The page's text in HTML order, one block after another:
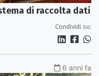
di raccolta dati
Condividi su:
6 anni fa